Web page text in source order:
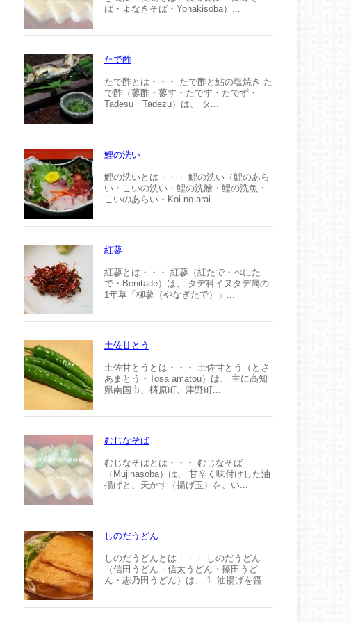
ば・よなきそば・Yonakisoba）...
たで酢
たで酢とは・・・ たで酢と鮎の塩焼き た
で酢（蓼酢・蓼す・たです・たでず・
Tadesu・Tadezu）は、 タ...
鯉の洗い
鯉の洗いとは・・・ 鯉の洗い（鯉のあら
い・こいの洗い・鯉の洗膾・鯉の洗魚・
こいのあらい・Koi no arai...
紅蓼
紅蓼とは・・・ 紅蓼（紅たで・べにた
で・Benitade）は、 タデ科イヌタデ属の
1年草「柳蓼（やなぎたで）」...
土佐甘とう
土佐甘とうとは・・・ 土佐甘とう（とさ
あまとう・Tosa amatou）は、 主に高知
県南国市、梼原町、津野町...
むじなそば
むじなそばとは・・・ むじなそば
（Mujinasoba）は、 甘辛く味付けした油
揚げと、天かす（揚げ玉）を、い...
しのだうどん
しのだうどんとは・・・ しのだうどん
（信田うどん・信太うどん・篠田うど
ん・志乃田うどん）は、 1. 油揚げを醤...